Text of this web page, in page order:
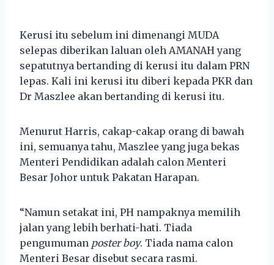
Kerusi itu sebelum ini dimenangi MUDA
selepas diberikan laluan oleh AMANAH yang
sepatutnya bertanding di kerusi itu dalam PRN
lepas. Kali ini kerusi itu diberi kepada PKR dan
Dr Maszlee akan bertanding di kerusi itu.
Menurut Harris, cakap-cakap orang di bawah
ini, semuanya tahu, Maszlee yang juga bekas
Menteri Pendidikan adalah calon Menteri
Besar Johor untuk Pakatan Harapan.
“Namun setakat ini, PH nampaknya memilih
jalan yang lebih berhati-hati. Tiada
pengumuman poster boy. Tiada nama calon
Menteri Besar disebut secara rasmi.